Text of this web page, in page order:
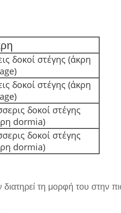
δοκοί στέγης (άκρη
δοκοί στέγης (άκρη
δοκοί στέγης
dormia)
δοκοί στέγης
dormia)
τη μορφή του στην